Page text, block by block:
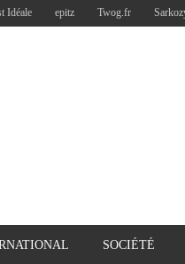
Idéale epitz Twog.fr
SOCIÉTÉ